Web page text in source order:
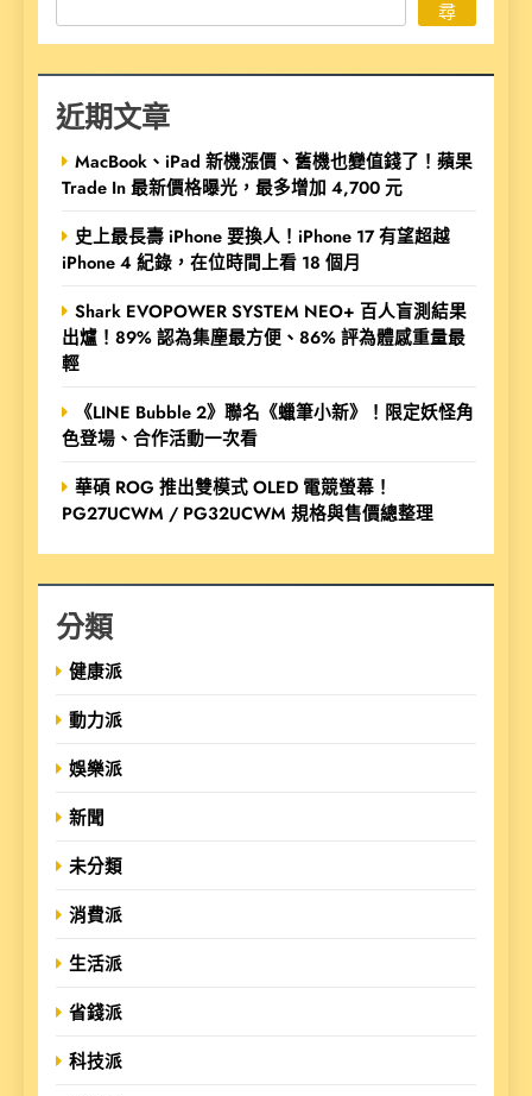
尋
近期文章
MacBook、iPad 新機漲價、舊機也變值錢了！蘋果
Trade In 最新價格曝光，最多增加 4,700 元
史上最長壽 iPhone 要換人！iPhone 17 有望超越
iPhone 4 紀錄，在位時間上看 18 個月
Shark EVOPOWER SYSTEM NEO+ 百人盲測結果
出爐！89% 認為集塵最方便、86% 評為體感重量最
輕
《LINE Bubble 2》聯名《蠟筆小新》！限定妖怪角
色登場、合作活動一次看
華碩 ROG 推出雙模式 OLED 電競螢幕！
PG27UCWM / PG32UCWM 規格與售價總整理
分類
健康派
動力派
娛樂派
新聞
未分類
消費派
生活派
省錢派
科技派